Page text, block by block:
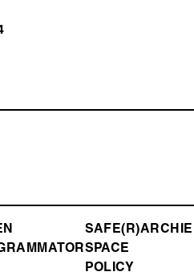
SAFE(R)
SPACE
POLICY